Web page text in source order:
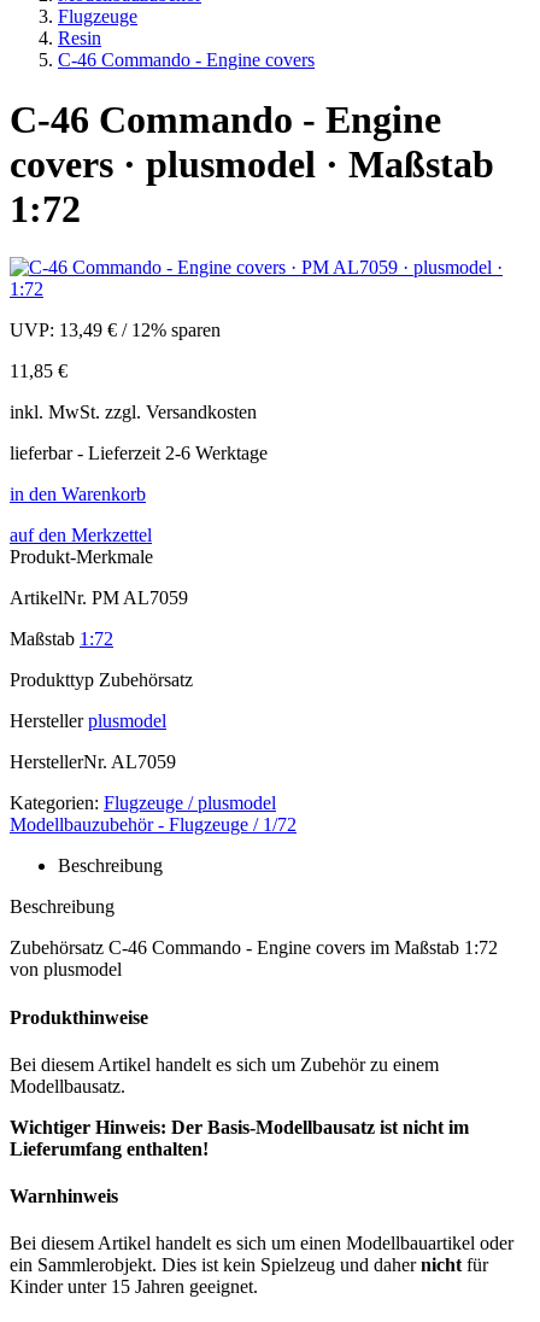
Flugzeuge
Resin
C-46 Commando - Engine covers
C-46 Commando - Engine
covers · plusmodel · Maßstab
1:72
UVP: 13,49 € / 12% sparen
11,85 €
inkl. MwSt. zzgl. Versandkosten
lieferbar - Lieferzeit 2-6 Werktage
in den Warenkorb
auf den Merkzettel
Produkt-Merkmale
ArtikelNr. PM AL7059
Maßstab 1:72
Produkttyp Zubehörsatz
Hersteller plusmodel
HerstellerNr. AL7059
Kategorien: Flugzeuge / plusmodel
Modellbauzubehör - Flugzeuge / 1/72
Beschreibung
Beschreibung
Zubehörsatz C-46 Commando - Engine covers im Maßstab 1:72
von plusmodel
Produkthinweise
Bei diesem Artikel handelt es sich um Zubehör zu einem
Modellbausatz.
Wichtiger Hinweis: Der Basis-Modellbausatz ist nicht im
Lieferumfang enthalten!
Warnhinweis
Bei diesem Artikel handelt es sich um einen Modellbauartikel oder
ein Sammlerobjekt. Dies ist kein Spielzeug und dahernicht für
Kinder unter 15 Jahren geeignet.